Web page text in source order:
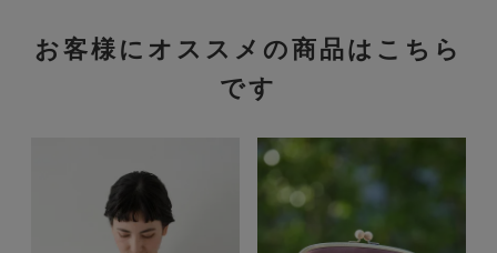
お客様にオススメの商品はこちら
です